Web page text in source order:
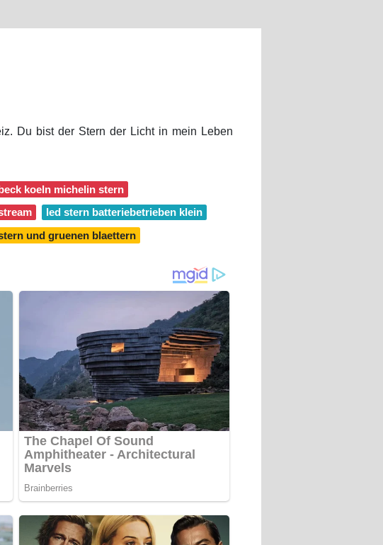
Du bist der Stern der Licht in mein Leben
koeln michelin stern
led stern batteriebetrieben klein
und gruenen blaettern